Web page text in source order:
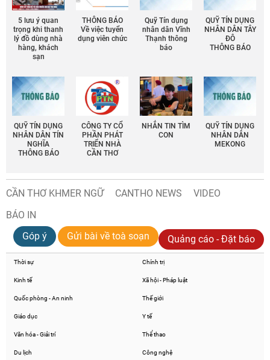
5 lưu ý quan
trọng khi thanh
lý đồ dùng nhà
hàng, khách
sạn
THÔNG BÁO
Về việc tuyển
dụng viên chức
Quỹ Tín dụng
nhân dân Vĩnh
Thạnh thông
báo
QUỸ TÍN DỤNG
NHÂN DÂN TÂY
ĐÔ
THÔNG BÁO
QUỸ TÍN DỤNG
NHÂN DÂN TÍN
NGHĨA
THÔNG BÁO
CÔNG TY CỔ
PHẦN PHÁT
TRIỂN NHÀ
CẦN THƠ
NHẮN TIN TÌM
CON
QUỸ TÍN DỤNG
NHÂN DÂN
MEKONG
CẦN THƠ KHMER NGỮ CANTHO NEWS
VIDEO
BÁO IN
Góp ý
Gửi bài về toà soạn Quảng cáo - Đặt báo
Thời sự Chính trị
Kinh tế Xã hội - Pháp luật
Quốc phòng - An ninh Thế giới
Giáo dục Y tế
Văn hóa - Giải trí Thể thao
Du lịch Công nghệ